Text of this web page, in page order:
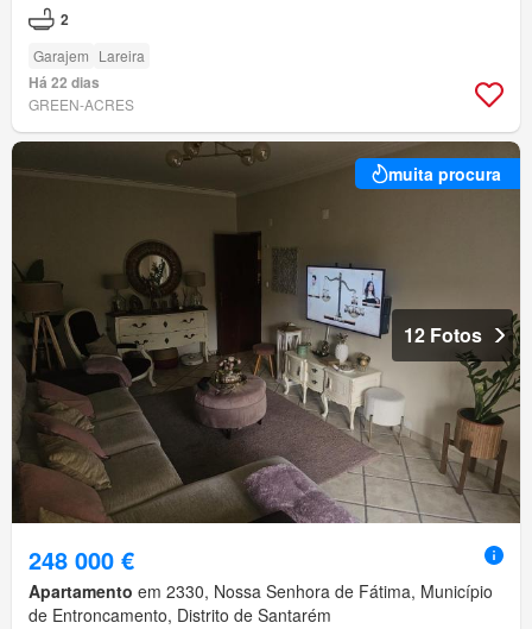
2
Garajem Lareira
Há 22 dias
GREEN-ACRES
muita procura
12 Fotos
248 000 €
Apartamento em 2330, Nossa Senhora de Fátima, Município
de Entroncamento, Distrito de Santarém